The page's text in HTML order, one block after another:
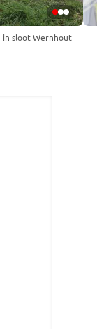
in sloot Wernhout